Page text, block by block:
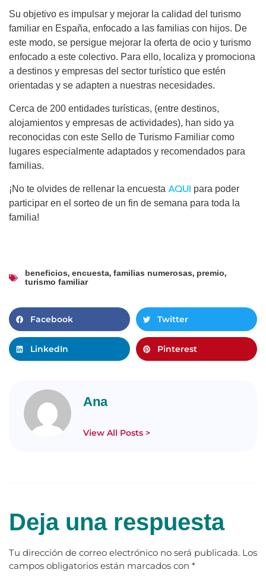
Su objetivo es impulsar y mejorar la calidad del turismo
familiar en España, enfocado a las familias con hijos. De
este modo, se persigue mejorar la oferta de ocio y turismo
enfocado a este colectivo. Para ello, localiza y promociona
a destinos y empresas del sector turístico que estén
orientadas y se adapten a nuestras necesidades.
Cerca de 200 entidades turísticas, (entre destinos,
alojamientos y empresas de actividades), han sido ya
reconocidas con este Sello de Turismo Familiar como
lugares especialmente adaptados y recomendados para
familias.
¡No te olvides de rellenar la encuesta AQUI para poder
participar en el sorteo de un fin de semana para toda la
familia!
beneficios, encuesta, familias numerosas, premio,
turismo familiar
Facebook Twitter
LinkedIn Pinterest
Ana
View All Posts >
Deja una respuesta
Tu dirección de correo electrónico no será publicada. Los
campos obligatorios están marcados con *